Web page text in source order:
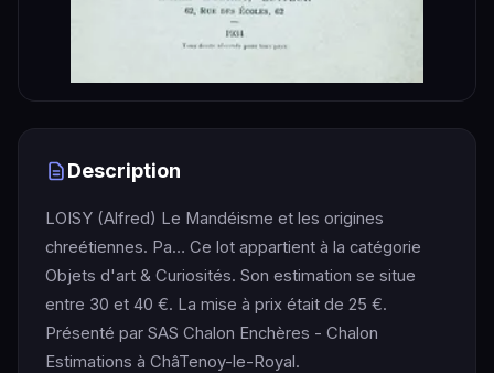
Description
LOISY (Alfred) Le Mandéisme et les origines
chreétiennes. Pa… Ce lot appartient à la catégorie
Objets d'art & Curiosités. Son estimation se situe
entre 30 et 40 €. La mise à prix était de 25 €.
Présenté par SAS Chalon Enchères - Chalon
Estimations à ChâTenoy-le-Royal.